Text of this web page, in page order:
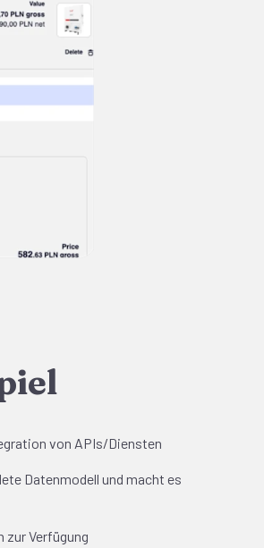
von APIs/Diensten
Datenmodell und macht es
zur Verfügung